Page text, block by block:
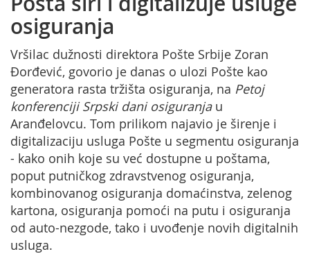
osiguranja
Vršilac dužnosti direktora Pošte Srbije Zoran
Đorđević, govorio je danas o ulozi Pošte kao
generatora rasta tržišta osiguranja, na Petoj
konferenciji Srpski dani osiguranjau
Aranđelovcu. Tom prilikom najavio je širenje i
digitalizaciju usluga Pošte u segmentu osiguranja
- kako onih koje su već dostupne u poštama,
poput putničkog zdravstvenog osiguranja,
kombinovanog osiguranja domaćinstva, zelenog
kartona, osiguranja pomoći na putu i osiguranja
od auto-nezgode, tako i uvođenje novih digitalnih
usluga.